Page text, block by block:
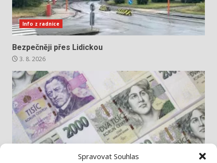
Spravovat Souhlas
Info z radnice
Bezpečněji přes Lidickou
3. 8. 2026